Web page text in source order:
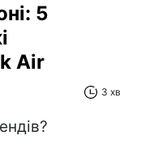
5
Air
3 хв